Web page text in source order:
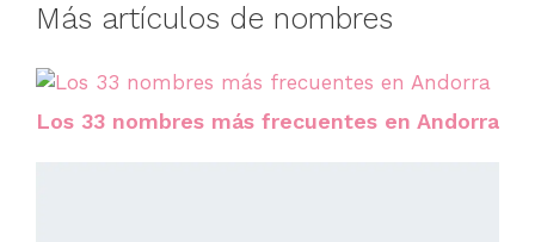
Más artículos de nombres
Los 33 nombres más frecuentes en Andorra